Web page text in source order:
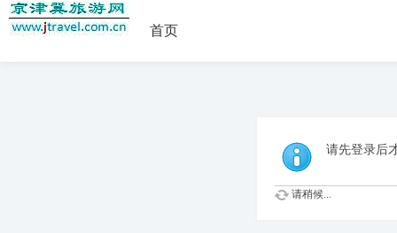
首页
请先登录后
请稍候...